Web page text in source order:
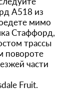
A518 из
мимо
Стаффорд,
трассы
повороте
части
Fruit.